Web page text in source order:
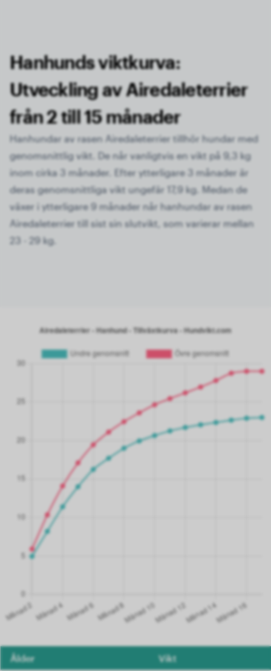
Hanhunds viktkurva:
Utveckling av Airedaleterrier
från 2 till 15 månader
Hanhundar av rasen Airedaleterrier tillhör hundar med
genomsnittlig vikt. De når vanligtvis en vikt på 9,3 kg
inom cirka 3 månader. Efter ytterligare 3 månader är
deras genomsnittliga vikt ungefär 17,9 kg. Medan de
växer i ytterligare 9 månader når hanhundar av rasen
Airedaleterrier till sist sin slutvikt, som varierar mellan
23 - 29 kg.
Ålder Vikt